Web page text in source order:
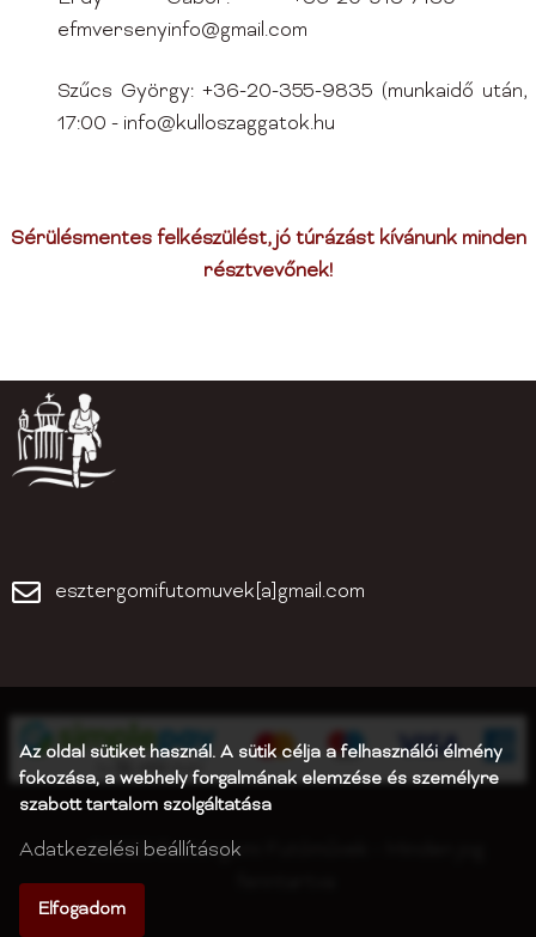
efmversenyinfo@gmail.com
Szűcs György: +36-20-355-9835 (munkaidő után,
17:00 - info@kulloszaggatok.hu
Sérülésmentes felkészülést, jó túrázást kívánunk minden
résztvevőnek!
esztergomifutomuvek[a]gmail.com
©2022 Esztergomi Futóművek - Minden jog
Az oldal sütiket használ. A sütik célja a felhasználói élmény
fokozása, a webhely forgalmának elemzése és személyre
szabott tartalom szolgáltatása
Adatkezelési beállítások
Elfogadom